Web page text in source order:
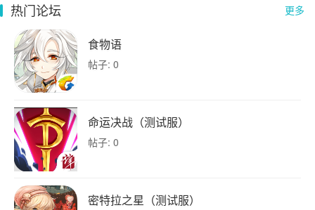
更多
热门论坛
食物语
帖子: 0
命运决战（测试服）
帖子: 0
密特拉之星（测试服）